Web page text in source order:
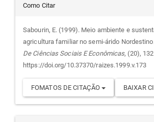
Detalhes
do
artigo
Como Citar
Sabourin, E. (1999). Meio ambiente e
agricultura familiar no semi-árido Nordestino.
De Ciências Sociais E Econômicas, (20),
https://doi.org/10.37370/raizes.1999.v.173
FOMATOS DE CITAÇÃO BAIXAR